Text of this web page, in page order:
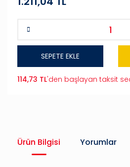
SEPETE EKLE
114,73 TL'den başlayan taksit
Ürün Bilgisi Yorumlar